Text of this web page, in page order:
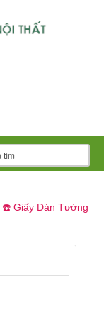
☎️ Giấy Dán Tường